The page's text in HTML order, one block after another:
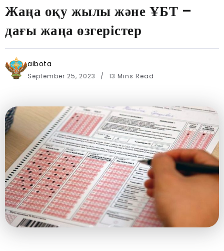
Жаңа оқу жылы және ҰБТ –
дағы жаңа өзгерістер
aibota
September 25, 2023 13 Mins Read